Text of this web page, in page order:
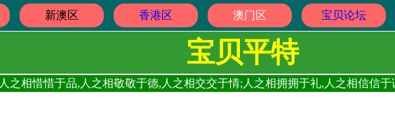
新澳区 香港区 澳门区 宝贝论坛
宝贝平特
人之相惜惜于品,人之相敬敬于德,人之相交交于情;人之相拥拥于礼,人之相信信